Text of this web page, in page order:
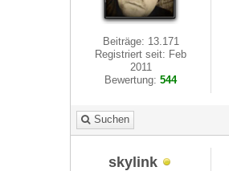
Beiträge: 13.171
Registriert seit: Feb
2011
Bewertung:544
Suchen
skylink